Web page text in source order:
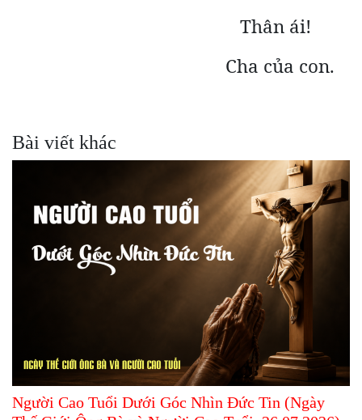
Thân ái!
Cha của con.
Bài viết khác
Người Cao Tuổi Dưới Góc Nhìn Đức Tin (Ngày